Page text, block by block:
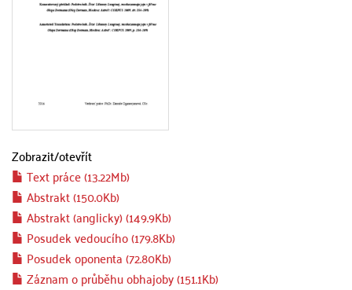
Zobrazit/otevřít
Text práce (13.22Mb)
Abstrakt (150.0Kb)
Abstrakt (anglicky) (149.9Kb)
Posudek vedoucího (179.8Kb)
Posudek oponenta (72.80Kb)
Záznam o průběhu obhajoby (151.1Kb)